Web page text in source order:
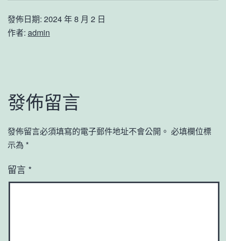
發佈日期: 2024 年 8 月 2 日
作者: admin
發佈留言
發佈留言必須填寫的電子郵件地址不會公開。 必填欄位標
示為 *
留言 *